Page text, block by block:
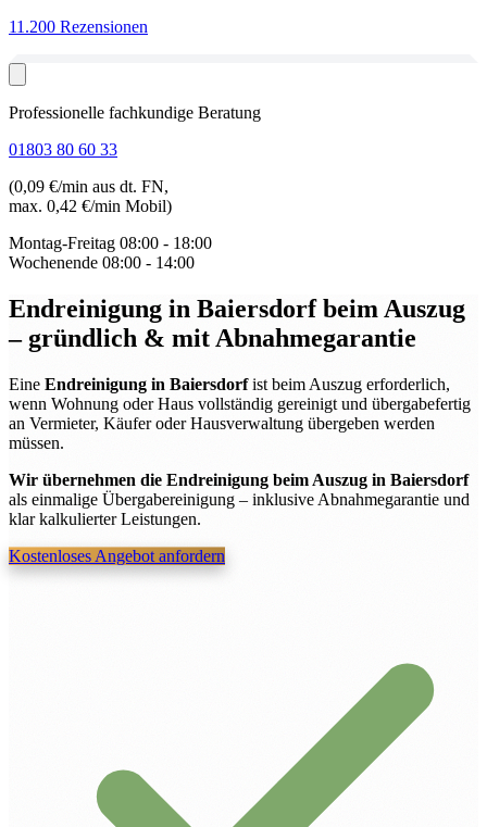
11.200 Rezensionen
Professionelle fachkundige Beratung
01803 80 60 33
(0,09 €/min aus dt. FN,
max. 0,42 €/min Mobil)
Montag-Freitag 08:00 - 18:00
Wochenende 08:00 - 14:00
Endreinigung in Baiersdorf beim Auszug
– gründlich & mit Abnahmegarantie
Eine Endreinigung in Baiersdorfist beim Auszug erforderlich,
wenn Wohnung oder Haus vollständig gereinigt und übergabefertig
an Vermieter, Käufer oder Hausverwaltung übergeben werden
müssen.
Wir übernehmen die Endreinigung beim Auszug in Baiersdorf
als einmalige Übergabereinigung – inklusive Abnahmegarantie und
klar kalkulierter Leistungen.
Kostenloses Angebot anfordern